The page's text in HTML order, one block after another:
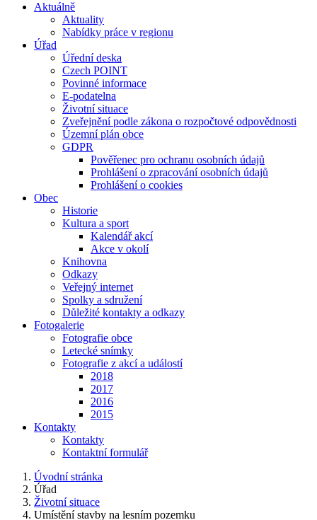
Aktuálně
Aktuality
Nabídky práce v regionu
Úřad
Úřední deska
Czech POINT
Povinné informace
E-podatelna
Životní situace
Zveřejnění podle zákona o rozpočtové odpovědnosti
Územní plán obce
GDPR
Pověřenec pro ochranu osobních údajů
Prohlášení o zpracování osobních údajů
Prohlášení o cookies
Obec
Historie
Kultura a sport
Kalendář akcí
Akce v okolí
Knihovna
Odkazy
Veřejný internet
Spolky a sdružení
Důležité kontakty a odkazy
Fotogalerie
Fotografie obce
Letecké snímky
Fotografie z akcí a událostí
2018
2017
2016
2015
Kontakty
Kontakty
Kontaktní formulář
Úvodní stránka
Úřad
Životní situace
Umístění stavby na lesním pozemku